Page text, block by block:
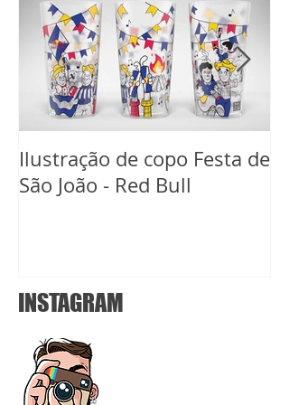
INSTAGRAM
Ilustração de copo Festa de
São João - Red Bull